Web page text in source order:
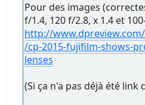
Pour des images
f/1.4, 120 f/2.8, x 1.4 et
http://
/cp-2015-fujifilm-shows-
lenses
(Si ça n'a pas déjà été link